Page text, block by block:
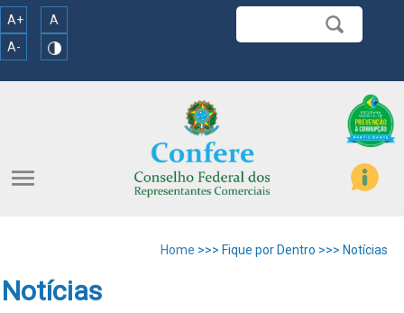
A+
A
A-
menu
Home >>> Fique por Dentro >>> Notícias
Notícias